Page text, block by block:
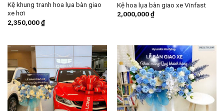
Kệ khung tranh hoa lụa bàn giao
xe hơi
2,350,000₫
Kệ hoa lụa bàn giao xe Vinfast
2,000,000₫